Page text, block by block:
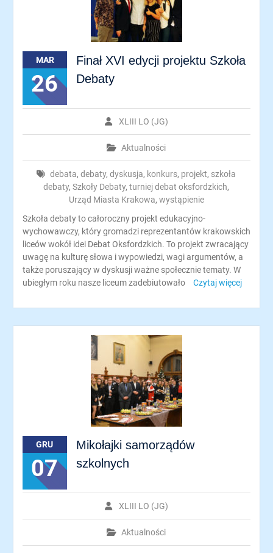
MAR
26
Finał XVI edycji projektu Szkoła
Debaty
XLIII LO (JG)
Aktualności
debata,debaty,dyskusja, konkurs, projekt, szkoła
debaty,Szkoły Debaty,turniej debat oksfordzkich,
Urząd Miasta Krakowa, wystąpienie
Szkoła debaty to całoroczny projekt edukacyjno-
wychowawczy, który gromadzi reprezentantów krakowskich
liceów wokół idei Debat Oksfordzkich. To projekt zwracający
uwagę na kulturę słowa i wypowiedzi, wagi argumentów, a
także poruszający w dyskusji ważne społecznie tematy. W
ubiegłym roku nasze liceum zadebiutowało
Czytaj więcej
GRU
07
Mikołajki samorządów
szkolnych
XLIII LO (JG)
Aktualności